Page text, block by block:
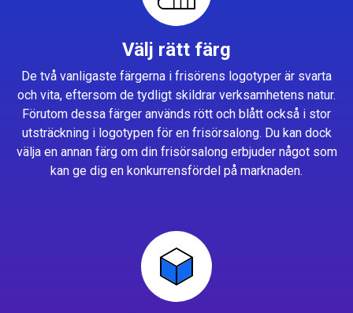
Välj rätt färg
De två vanligaste färgerna i frisörens logotyper är svarta
och vita, eftersom de tydligt skildrar verksamhetens natur.
Förutom dessa färger används rött och blått också i stor
utsträckning i logotypen för en frisörsalong. Du kan dock
välja en annan färg om din frisörsalong erbjuder något som
kan ge dig en konkurrensfördel på marknaden.